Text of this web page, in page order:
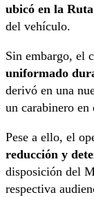
ubicó en la
del vehículo.
Sin embargo, el
uniformado
derivó en una
un carabinero en
Pese a ello, el
reducción y
disposición del
respectiva